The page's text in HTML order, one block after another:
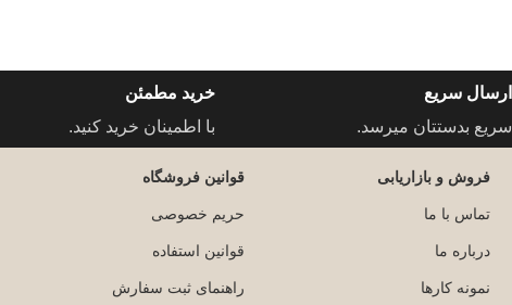
ارسال سریع
سریع بدستتان میرسد.
خرید مطمئن
با اطمینان خرید کنید.
فروش و بازاریابی
تماس با ما
درباره ما
نمونه کارها
قوانین فروشگاه
حریم خصوصی
قوانین استفاده
راهنمای ثبت سفارش